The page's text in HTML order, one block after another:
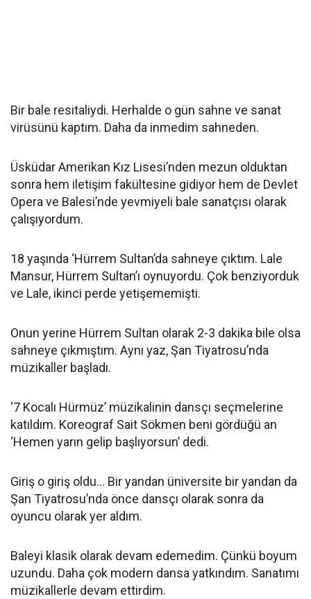
Bir bale resitaliydi. Herhalde o gün sahne ve sanat
virüsünü kaptım. Daha da inmedim sahneden.
Üsküdar Amerikan Kız Lisesi’nden mezun olduktan
sonra hem iletişim fakültesine gidiyor hem de Devlet
Opera ve Balesi’nde yevmiyeli bale sanatçısı olarak
çalışıyordum.
18 yaşında ‘Hürrem Sultan’da sahneye çıktım. Lale
Mansur, Hürrem Sultan’ı oynuyordu. Çok benziyorduk
ve Lale, ikinci perde yetişememişti.
Onun yerine Hürrem Sultan olarak 2-3 dakika bile olsa
sahneye çıkmıştım. Aynı yaz, Şan Tiyatrosu’nda
müzikaller başladı.
‘7 Kocalı Hürmüz’ müzikalinin dansçı seçmelerine
katıldım. Koreograf Sait Sökmen beni gördüğü an
‘Hemen yarın gelip başlıyorsun’ dedi.
Giriş o giriş oldu... Bir yandan üniversite bir yandan da
Şan Tiyatrosu’nda önce dansçı olarak sonra da
oyuncu olarak yer aldım.
Baleyi klasik olarak devam edemedim. Çünkü boyum
uzundu. Daha çok modern dansa yatkındım. Sanatımı
müzikallerle devam ettirdim.